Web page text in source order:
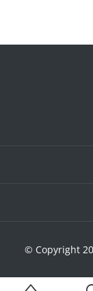
© Copyright